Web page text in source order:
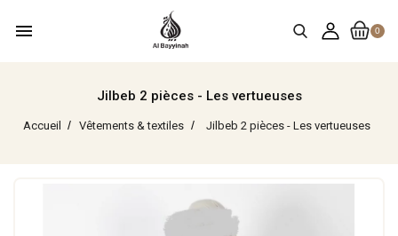
0
menu
Jilbeb 2 pièces - Les vertueuses
Accueil Vêtements & textiles Jilbeb 2 pièces - Les vertueuses